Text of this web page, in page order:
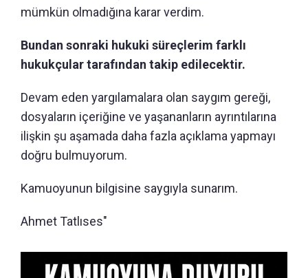
mümkün olmadığına karar verdim.
Bundan sonraki hukuki süreçlerim farklı
hukukçular tarafından takip edilecektir.
Devam eden yargılamalara olan saygım gereği,
dosyaların içeriğine ve yaşananların ayrıntılarına
ilişkin şu aşamada daha fazla açıklama yapmayı
doğru bulmuyorum.
Kamuoyunun bilgisine saygıyla sunarım.
Ahmet Tatlıses"